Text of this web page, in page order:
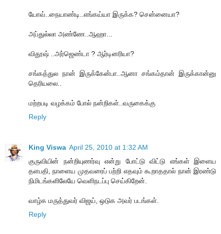
யோவ்..நையாண்டி..எங்கய்யா இருக்க? சென்னையா?
அப்துல்லா அண்ணே..ஆஹா...
விதூஷ் ..அர்ஜெண்டா ? ஆர்டினரியா?
சங்கத்துல நான் இருக்கேன்பா..ஆனா சங்கம்தான் இருக்கான்னு
தெரியலை..
மற்றபடி வழக்கம் போல் நன்றிகள்..வருகைக்கு
Reply
King Viswa April 25, 2010 at 1:32 AM
குருவியின் நன்றியுணர்வு என்று போட்டு விட்டு எங்கள் இளைய
தளபதி, நாளைய முதவரைப் பற்றி எதவும் கூறாததால் நான் இரண்டு
நிமிடங்களிலேயே வெளிநடப்பு செய்கிறேன்.
வாழ்க மருத்துவர் விஜய், ஒடுக அவர் படங்கள்.
Reply